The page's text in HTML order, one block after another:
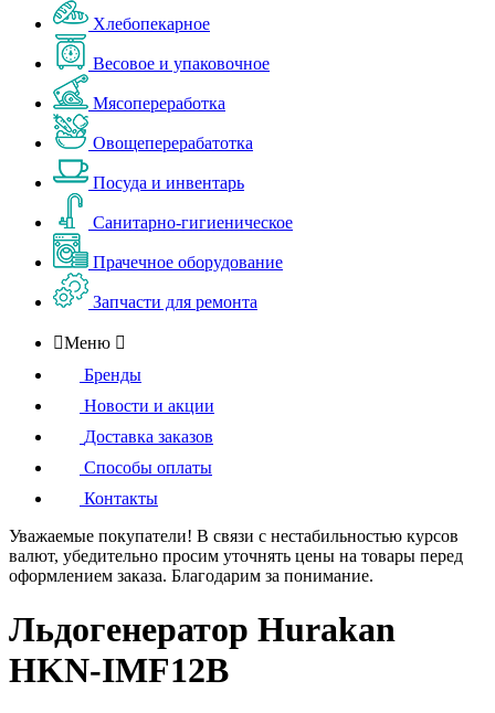
Хлебопекарное
Весовое и упаковочное
Мясопереработка
Овощеперерабатотка
Посуда и инвентарь
Санитарно-гигиеническое
Прачечное оборудование
Запчасти для ремонта
Меню 
Бренды
Новости и акции
Доставка заказов
Способы оплаты
Контакты
Уважаемые покупатели! В связи с нестабильностью курсов
валют, убедительно просим уточнять цены на товары перед
оформлением заказа. Благодарим за понимание.
Льдогенератор Hurakan
HKN-IMF12B